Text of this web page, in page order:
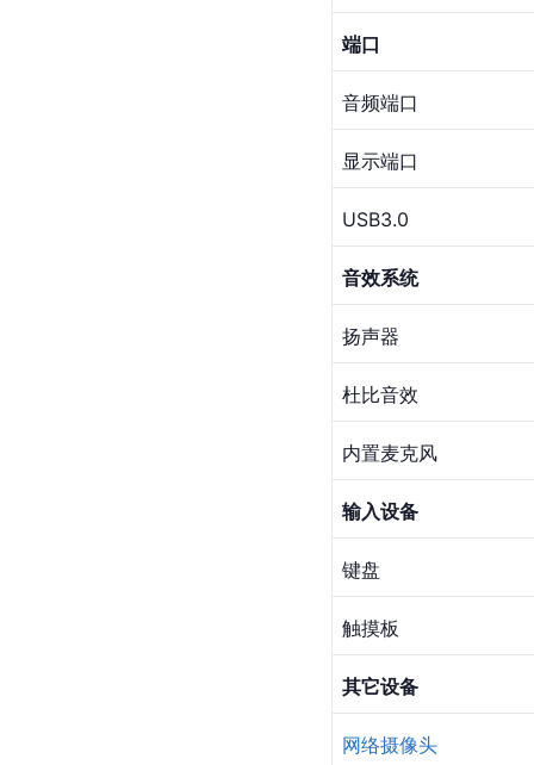
端口
音频端口
显示端口
USB3.0
音效系统
扬声器
杜比音效
内置麦克风
输入设备
键盘
触摸板
其它设备
网络摄像头